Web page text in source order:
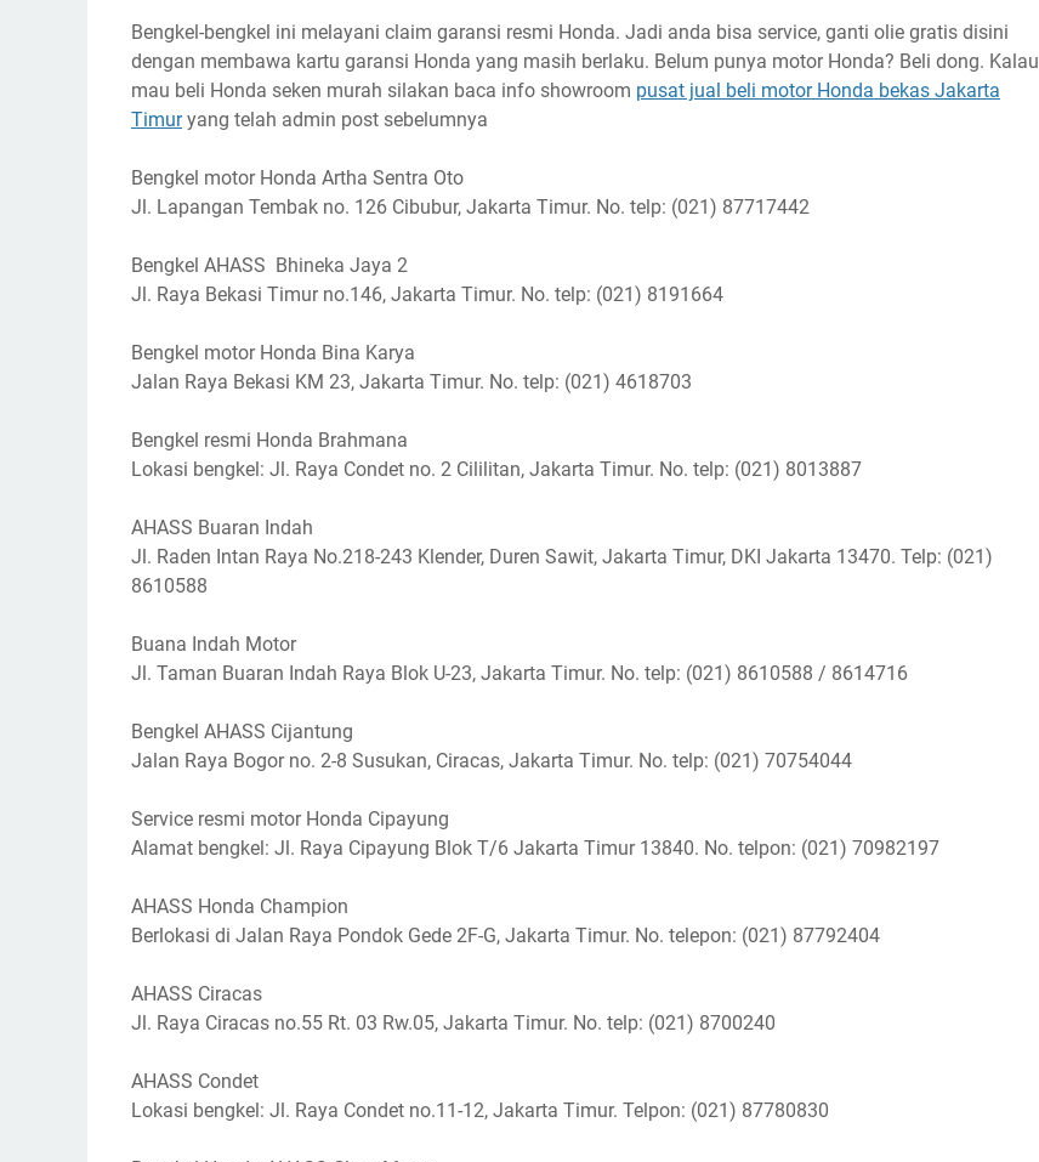
Bengkel-bengkel ini melayani claim garansi resmi Honda. Jadi anda bisa service, ganti olie gratis disini
dengan membawa kartu garansi Honda yang masih berlaku. Belum punya motor Honda? Beli dong. Kalau
mau beli Honda seken murah silakan baca info showroom pusat jual beli motor Honda bekas Jakarta
Timuryang telah admin post sebelumnya
Bengkel motor Honda Artha Sentra Oto
Jl. Lapangan Tembak no. 126 Cibubur, Jakarta Timur. No. telp: (021) 87717442
Bengkel AHASS Bhineka Jaya 2
Jl. Raya Bekasi Timur no.146, Jakarta Timur. No. telp: (021) 8191664
Bengkel motor Honda Bina Karya
Jalan Raya Bekasi KM 23, Jakarta Timur. No. telp: (021) 4618703
Bengkel resmi Honda Brahmana
Lokasi bengkel: Jl. Raya Condet no. 2 Cililitan, Jakarta Timur. No. telp: (021) 8013887
AHASS Buaran Indah
Jl. Raden Intan Raya No.218-243 Klender, Duren Sawit, Jakarta Timur, DKI Jakarta 13470. Telp: (021)
8610588
Buana Indah Motor
Jl. Taman Buaran Indah Raya Blok U-23, Jakarta Timur. No. telp: (021) 8610588 / 8614716
Bengkel AHASS Cijantung
Jalan Raya Bogor no. 2-8 Susukan, Ciracas, Jakarta Timur. No. telp: (021) 70754044
Service resmi motor Honda Cipayung
Alamat bengkel: Jl. Raya Cipayung Blok T/6 Jakarta Timur 13840. No. telpon: (021) 70982197
AHASS Honda Champion
Berlokasi di Jalan Raya Pondok Gede 2F-G, Jakarta Timur. No. telepon: (021) 87792404
AHASS Ciracas
Jl. Raya Ciracas no.55 Rt. 03 Rw.05, Jakarta Timur. No. telp: (021) 8700240
AHASS Condet
Lokasi bengkel: Jl. Raya Condet no.11-12, Jakarta Timur. Telpon: (021) 87780830